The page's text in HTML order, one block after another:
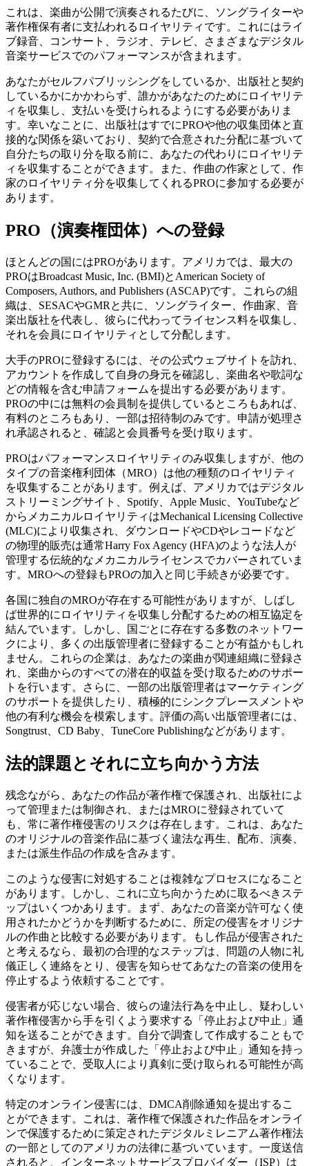
これは、楽曲が公開で演奏されるたびに、ソングライターや
著作権保有者に支払われるロイヤリティです。これにはライ
ブ録音、コンサート、ラジオ、テレビ、さまざまなデジタル
音楽サービスでのパフォーマンスが含まれます。
あなたがセルフパブリッシングをしているか、出版社と契約
しているかにかかわらず、誰かがあなたのためにロイヤリテ
ィを収集し、支払いを受けられるようにする必要がありま
す。幸いなことに、出版社はすでにPROや他の収集団体と直
接的な関係を築いており、契約で合意された分配に基づいて
自分たちの取り分を取る前に、あなたの代わりにロイヤリテ
ィを収集することができます。また、作曲の作家として、作
家のロイヤリティ分を収集してくれるPROに参加する必要が
あります。
PRO（演奏権団体）への登録
ほとんどの国にはPROがあります。アメリカでは、最大の
PROはBroadcast Music, Inc. (BMI)とAmerican Society of
Composers, Authors, and Publishers (ASCAP)です。これらの組
織は、SESACやGMRと共に、ソングライター、作曲家、音
楽出版社を代表し、彼らに代わってライセンス料を収集し、
それを会員にロイヤリティとして分配します。
大手のPROに登録するには、その公式ウェブサイトを訪れ、
アカウントを作成して自身の身元を確認し、楽曲名や歌詞な
どの情報を含む申請フォームを提出する必要があります。
PROの中には無料の会員制を提供しているところもあれば、
有料のところもあり、一部は招待制のみです。申請が処理さ
れ承認されると、確認と会員番号を受け取ります。
PROはパフォーマンスロイヤリティのみ収集しますが、他の
タイプの音楽権利団体（MRO）は他の種類のロイヤリティ
を収集することがあります。例えば、アメリカではデジタル
ストリーミングサイト、Spotify、Apple Music、YouTubeなど
からメカニカルロイヤリティはMechanical Licensing Collective
(MLC)により収集され、ダウンロードやCDやレコードなど
の物理的販売は通常Harry Fox Agency (HFA)のような法人が
管理する伝統的なメカニカルライセンスでカバーされていま
す。MROへの登録もPROの加入と同じ手続きが必要です。
各国に独自のMROが存在する可能性がありますが、しばし
ば世界的にロイヤリティを収集し分配するための相互協定を
結んでいます。しかし、国ごとに存在する多数のネットワー
クにより、多くの出版管理者に登録することが有益かもしれ
ません。これらの企業は、あなたの楽曲が関連組織に登録さ
れ、楽曲からのすべての潜在的収益を受け取るためのサポー
トを行います。さらに、一部の出版管理者はマーケティング
のサポートを提供したり、積極的にシンクプレースメントや
他の有利な機会を模索します。評価の高い出版管理者には、
Songtrust、CD Baby、TuneCore Publishingなどがあります。
法的課題とそれに立ち向かう方法
残念ながら、あなたの作品が著作権で保護され、出版社によ
って管理または制御され、またはMROに登録されていて
も、常に著作権侵害のリスクは存在します。これは、あなた
のオリジナルの音楽作品に基づく違法な再生、配布、演奏、
または派生作品の作成を含みます。
このような侵害に対処することは複雑なプロセスになること
があります。しかし、これに立ち向かうために取るべきステ
ップはいくつかあります。まず、あなたの音楽が許可なく使
用されたかどうかを判断するために、所定の侵害をオリジナ
ルの作曲と比較する必要があります。もし作品が侵害された
と考えるなら、最初の合理的なステップは、問題の人物に礼
儀正しく連絡をとり、侵害を知らせてあなたの音楽の使用を
停止するよう依頼することです。
侵害者が応じない場合、彼らの違法行為を中止し、疑わしい
著作権侵害から手を引くよう要求する「停止および中止」通
知を送ることができます。自分で調査して作成することもで
きますが、弁護士が作成した「停止および中止」通知を持っ
ていることで、受取人により真剣に受け取られる可能性が高
くなります。
特定のオンライン侵害には、DMCA削除通知を提出するこ
とができます。これは、著作権で保護された作品をオンライ
ンで保護するために策定されたデジタルミレニアム著作権法
の一部としてのアメリカの法律に基づいています。一度送信
されると、インターネットサービスプロバイダー（ISP）は